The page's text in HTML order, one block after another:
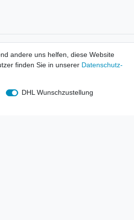
Wir versenden mit
andere uns helfen, diese Website
finden Sie in unserer Daten­schutz­
DHL Wunschzustellung